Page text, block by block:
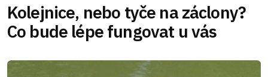
Kolejnice, nebo tyče na záclony?
Co bude lépe fungovat u vás